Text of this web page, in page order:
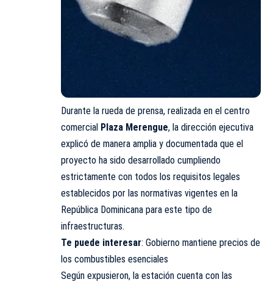
Durante la rueda de prensa, realizada en el centro
comercial Plaza Merengue, la dirección ejecutiva
explicó de manera amplia y documentada que el
proyecto ha sido desarrollado cumpliendo
estrictamente con todos los requisitos legales
establecidos por las normativas vigentes en la
República Dominicana para este tipo de
infraestructuras.
Te puede interesar: Gobierno mantiene precios de
los combustibles esenciales
Según expusieron, la estación cuenta con las